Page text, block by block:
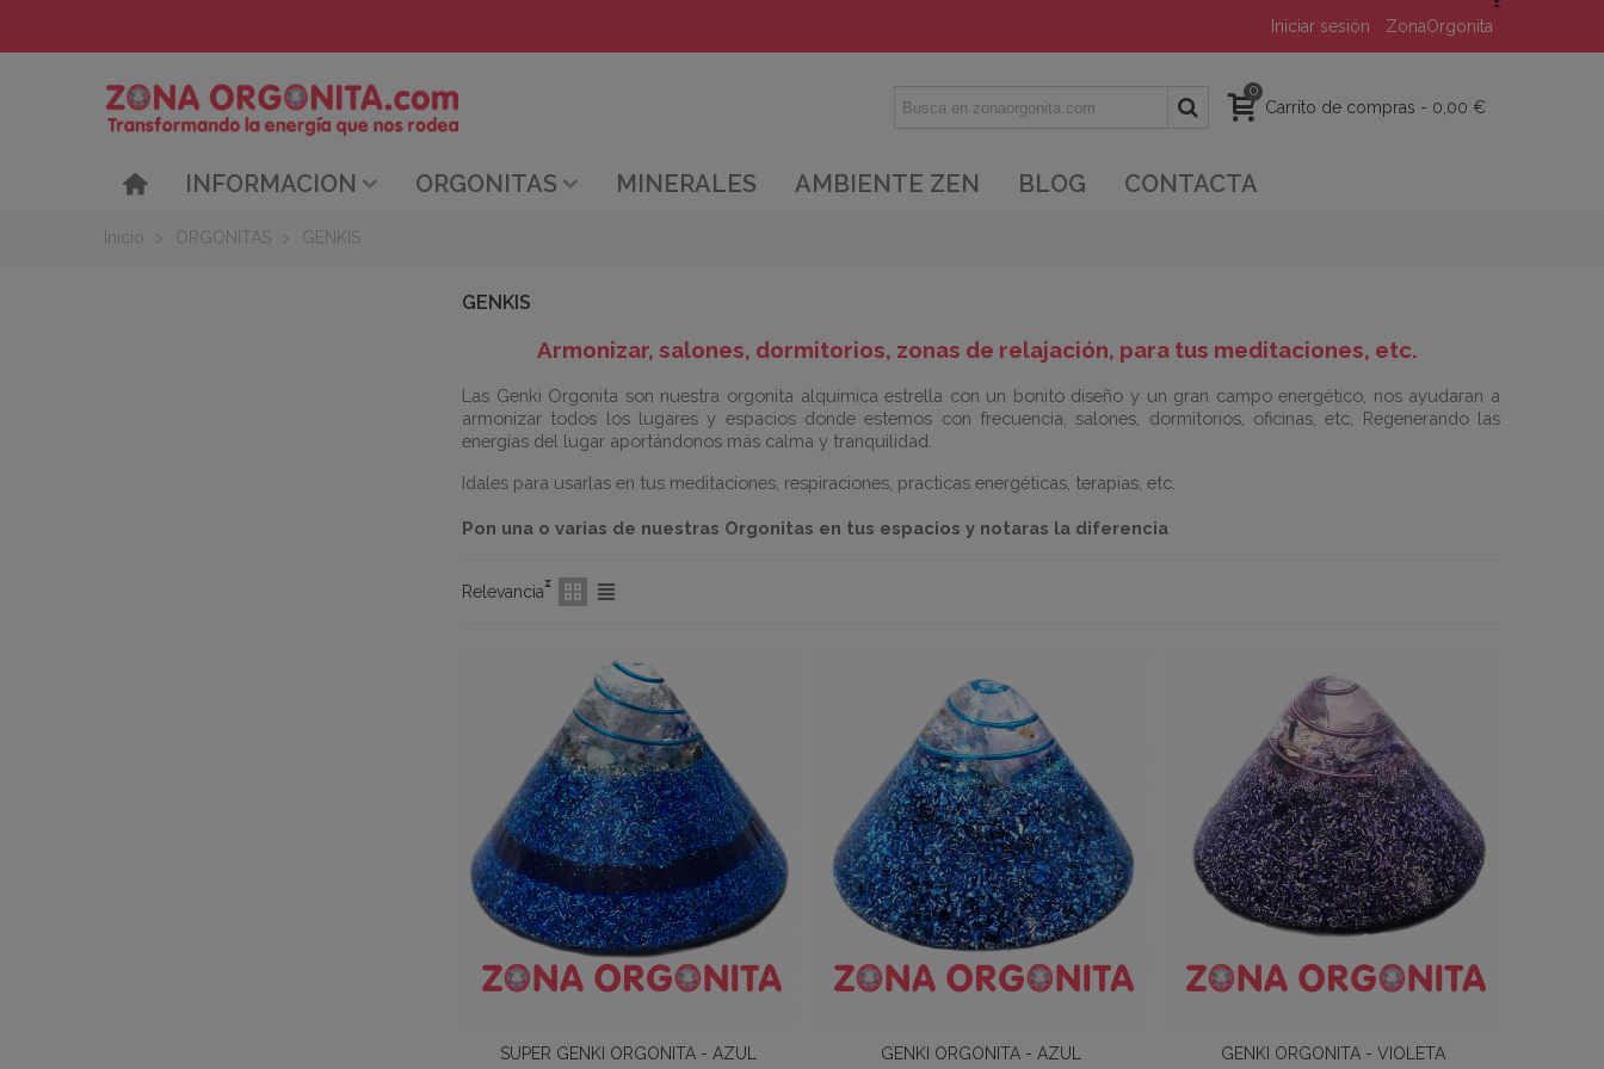
Iniciar sesión ZonaOrgonita
0
Carrito de compras - 0,00 €
INFORMACION ORGONITAS MINERALES AMBIENTE ZEN BLOG CONTACTA
Inicio > ORGONITAS > GENKIS
GENKIS
Armonizar, salones, dormitorios, zonas de relajación, para tus meditaciones, etc.
Las Genki Orgonita son nuestra orgonita alquímica estrella con un bonito diseño y un gran campo energético, nos ayudaran a
armonizar todos los lugares y espacios donde estemos con frecuencia, salones, dormitorios, oficinas,etc , Regenerando las
energías del lugar aportándonos más calma y tranquilidad.
Idales para usarlas en tus meditaciones, respiraciones, practicas energéticas, terapias, etc.
Pon una o varias de nuestras Orgonitas en tus espacios y notaras la diferencia
Relevancia
Añadir Al Carrito
SUPER GENKI ORGONITA - AZUL Añadir Al Carrito
GENKI ORGONITA - AZUL Añadir Al Carrito
GENKI ORGONITA - VIOLETA